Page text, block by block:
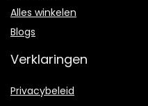
Alles winkelen
Blogs
Verklaringen
Privacybeleid